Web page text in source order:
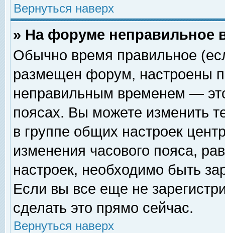
Вернуться наверх
» На форуме неправильное
Обычно время правильное
размещен форум, настроены
неправильным временем —
поясах. Вы можете изменить
в группе общих настроек
изменения часового пояса,
настроек, необходимо быть
Если вы все еще не
сделать это прямо сейчас.
Вернуться наверх